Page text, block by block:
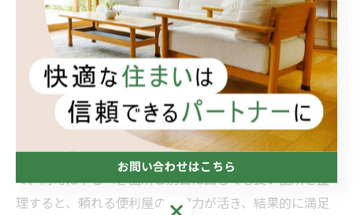
決！」の進め方
流れはシンプルです。まず相談→現地下見→見積書確認
→施工→仕上がり確認。相談段階で「小さなお困りごと
もまるっと解決！」の範囲を明示し、必須と追加要望を
分けます。見積書では、無理のない工程と生活動線への
配慮があるかをチェック。なんでもリフォームの発想
で、同時にやるべき箇所と別日に回しても良い箇所を整
理すると、頼れる便利屋の提案力が活き、結果的に満足
お問い合わせはこちら
お問い合わせはこちら